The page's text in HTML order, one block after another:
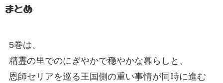
まとめ
5巻は、
精霊の里でのにぎやかで穏やかな暮らしと、
恩師セリアを巡る王国側の重い事情が同時に進む